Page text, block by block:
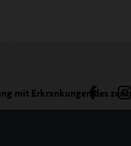
mit Erkrankungen des